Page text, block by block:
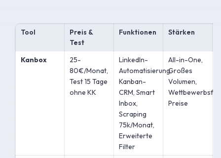
Tool
Preis &
Test
Funktionen Stärken
Kanbox
25-
80€/Monat,
Test 15 Tage
ohne KK
LinkedIn-
Automatisierung,
Kanban-
CRM, Smart
Inbox,
Scraping
75k/Monat,
Erweiterte
Filter
All-in-One,
Großes
Volumen,
Preise